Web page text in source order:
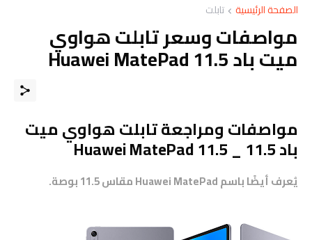
الصفحة الرئيسية تابلت
مواصفات وسعر تابلت هواوي
ميت باد Huawei MatePad 11.5
مواصفات ومراجعة تابلت هواوي ميت
باد 11.5 _ Huawei MatePad 11.5
يُعرف أيضًا باسم Huawei MatePad مقاس 11.5 بوصة.